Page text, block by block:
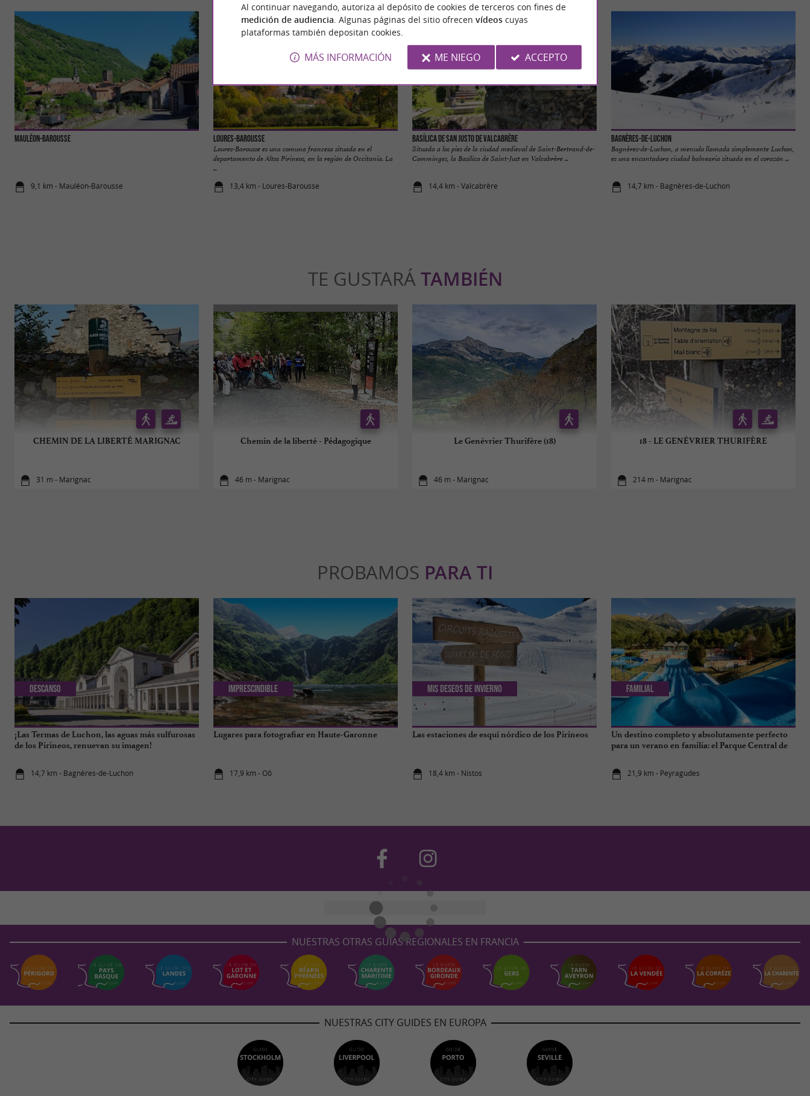
Mauléon-Barousse
9,1 km - Mauléon-Barousse
Loures-Barousse
Loures-Barousse es una comuna francesa situada en el
departamento de Altos Pirineos, en la región de Occitania. La
...
13,4 km - Loures-Barousse
Basílica de San Justo de Valcabrère
Situada a los pies de la ciudad medieval de Saint-Bertrand-de-
Comminges, la Basílica de Saint-Just en Valcabrère ...
14,4 km - Valcabrère
Bagnères-de-Luchon
Bagnères-de-Luchon, a menudo llamada simplemente Luchon,
es una encantadora ciudad balnearia situada en el corazón ...
14,7 km - Bagnères-de-Luchon
TE GUSTARÁTAMBIÉN
CHEMIN DE LA LIBERTÉ MARIGNAC
31 m - Marignac
Chemin de la liberté - Pédagogique
46 m - Marignac
Le Genévrier Thurifère (18)
46 m - Marignac
18 - LE GENÉVRIER THURIFÈRE
214 m - Marignac
PROBAMOS PARA TI
¡Las Termas de Luchon, las aguas más sulfurosas
de los Pirineos, renuevan su imagen!
14,7 km - Bagnères-de-Luchon
Descanso
Lugares para fotografiar en Haute-Garonne
17,9 km - Oô
Imprescindible
Las estaciones de esquí nórdico de los Pirineos
18,4 km - Nistos
Mis deseos de invierno
Un destino completo y absolutamente perfecto
para un verano en familia: el Parque Central de
21,9 km - Peyragudes
Familial
NUESTRAS OTRAS GUÍAS REGIONALES EN FRANCIA
NUESTRAS CITY GUIDES EN EUROPA
Al continuar navegando, autoriza al depósito de cookies de terceros con fines de
medición de audiencia . Algunas páginas del sitio ofrecen vídeoscuyas
plataformas también depositan cookies.
MÁS INFORMACIÓN ME NIEGO ACCEPTO